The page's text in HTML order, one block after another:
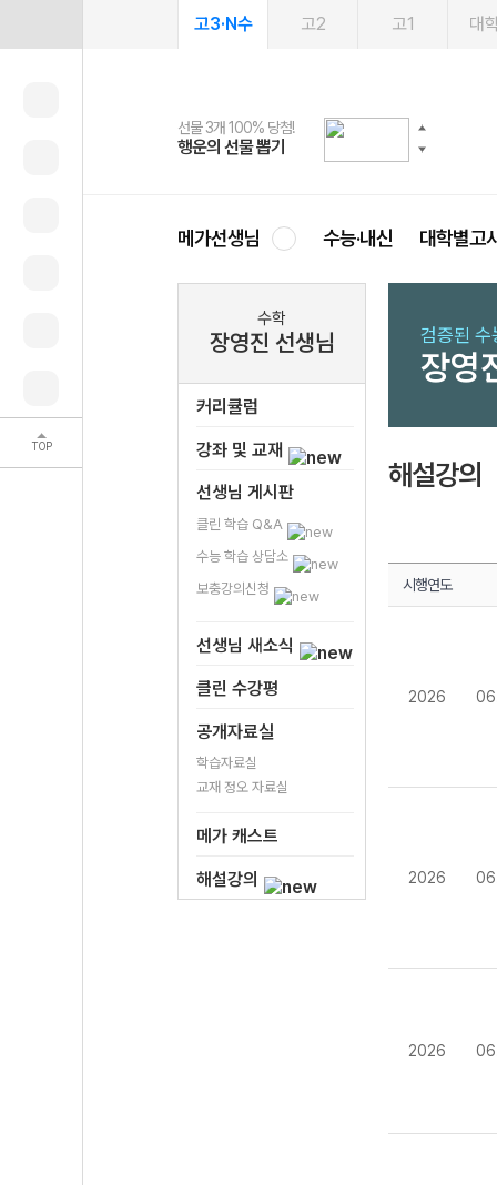
TOP
고3·N수 고2 고1 대
선물 3개 100% 당첨!
행운의 선물 뽑기
선물 100% 증정!
메가스터디 X 올리브
여름방학 스터디 캐시백
메가런 썸머스쿨
2027 러셀 단과
강사 공개선발
스마트러닝앱
설문 EVENT
메가패스
3일 무료 체험권
메가패스 수강생 무료혜택!
메가클럽 멤버십
사회공헌 캠페인
희망이룸 메가나눔
메가선생님 수능·내신 대학별고
수학
장영진 선생님
커리큘럼
강좌 및 교재
선생님 게시판
클린 학습 Q&A
수능 학습 상담소
보충강의신청
선생님 새소식
클린 수강평
공개자료실
학습자료실
교재 정오 자료실
메가 캐스트
해설강의
검증된 수
장영
해설강의
시행연도
2026
2026
2026